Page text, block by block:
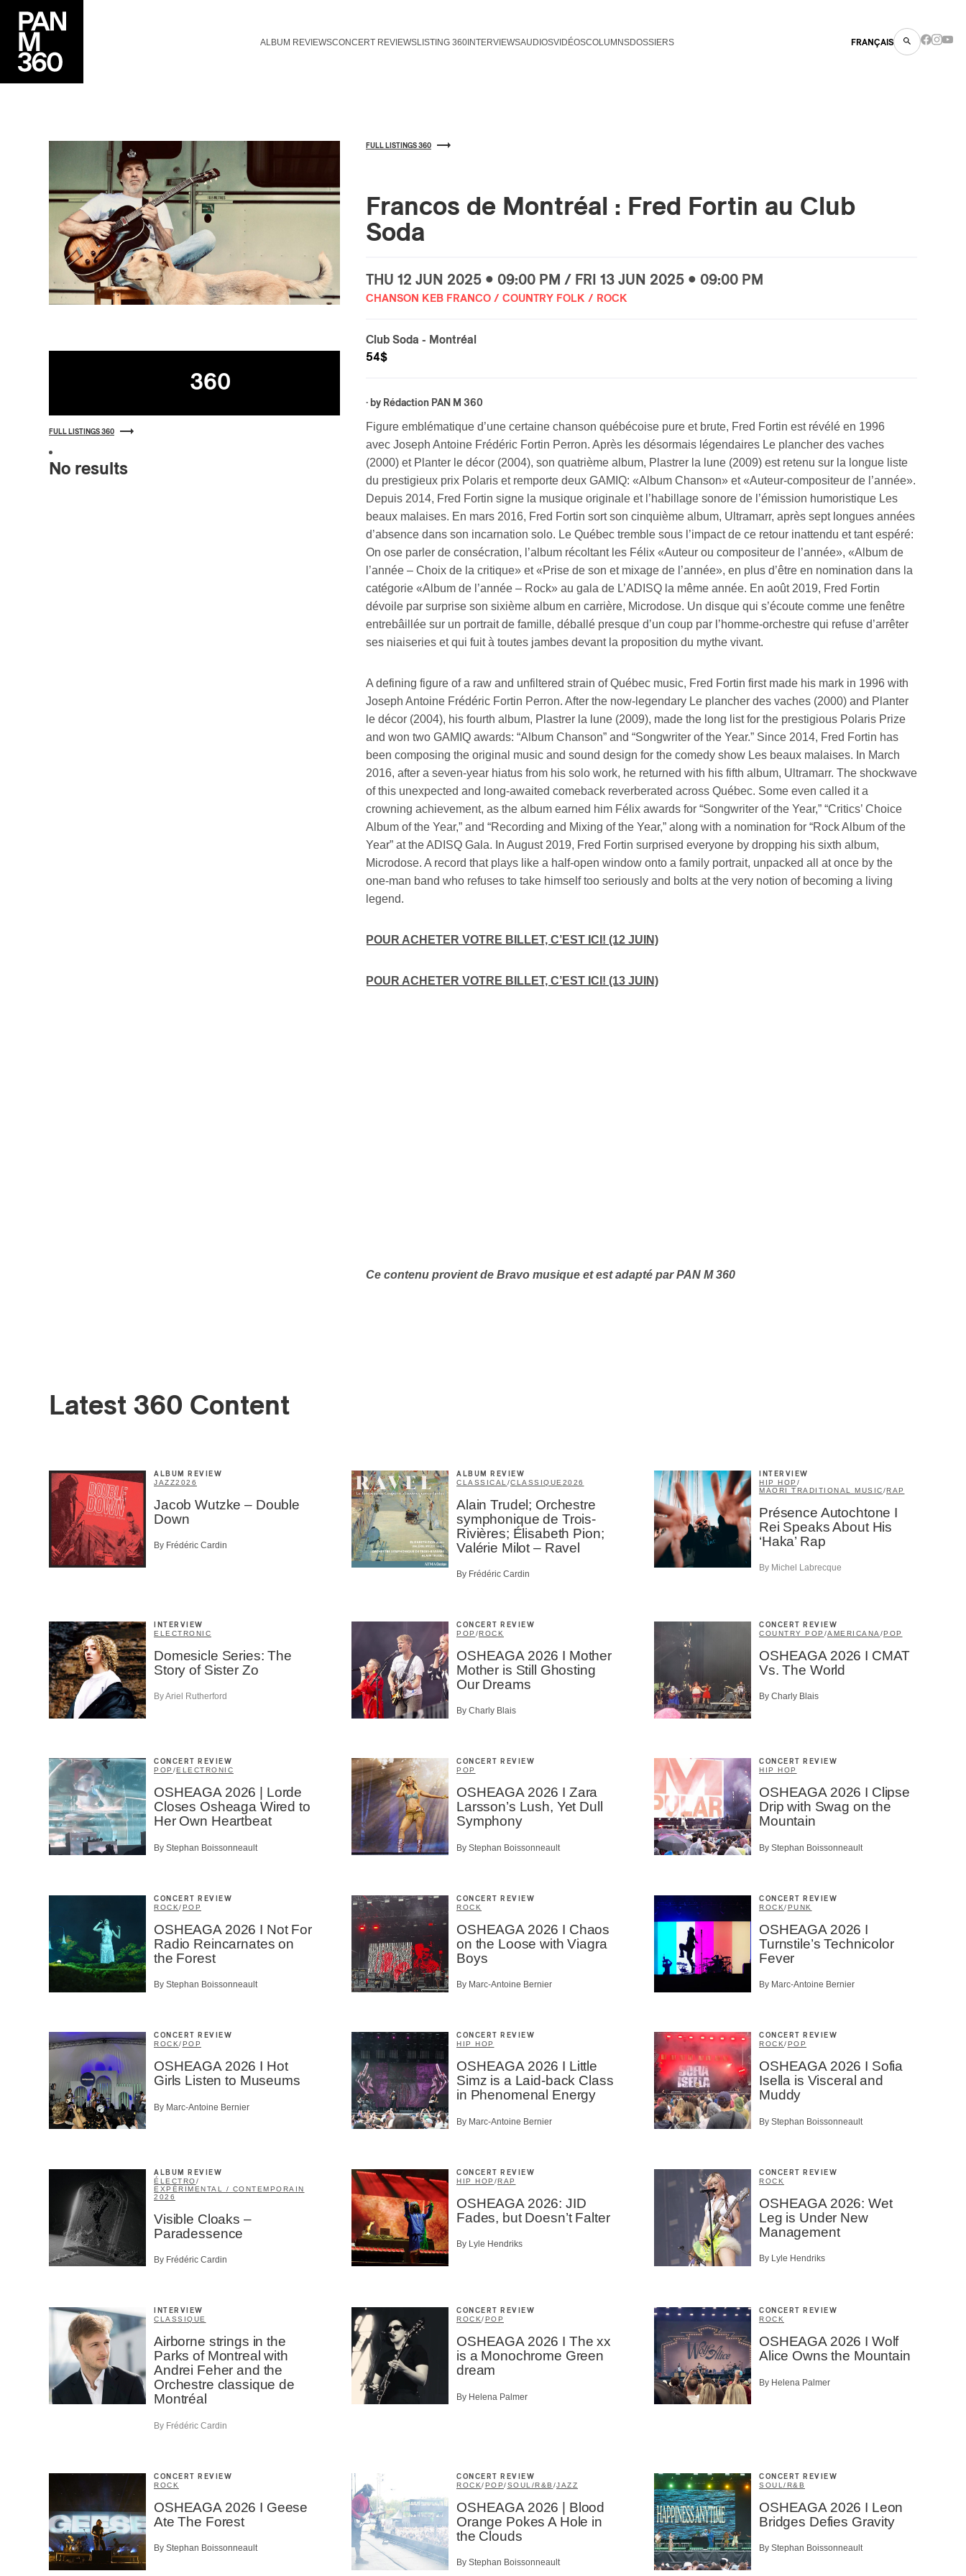
ALBUM REVIEWSCONCERT REVIEWSLISTING 360 INTERVIEWSAUDIOSVIDÉOSCOLUMNSDOSSIERS FRANÇAIS
360
FULL LISTINGS 360
No results
FULL LISTINGS 360
Francos de Montréal : Fred Fortin au Club
Soda
THU 12 JUN 2025 • 09:00 PM / FRI 13 JUN 2025 • 09:00 PM
CHANSON KEB FRANCO / COUNTRY FOLK / ROCK
Club Soda - Montréal
54$
· by Rédaction PAN M 360
Figure emblématique d’une certaine chanson québécoise pure et brute, Fred Fortin est révélé en 1996
avec Joseph Antoine Frédéric Fortin Perron. Après les désormais légendaires Le plancher des vaches
(2000) et Planter le décor (2004), son quatrième album, Plastrer la lune (2009) est retenu sur la longue liste
du prestigieux prix Polaris et remporte deux GAMIQ: «Album Chanson» et «Auteur-compositeur de l’année».
Depuis 2014, Fred Fortin signe la musique originale et l’habillage sonore de l’émission humoristique Les
beaux malaises. En mars 2016, Fred Fortin sort son cinquième album, Ultramarr, après sept longues années
d’absence dans son incarnation solo. Le Québec tremble sous l’impact de ce retour inattendu et tant espéré:
On ose parler de consécration, l’album récoltant les Félix «Auteur ou compositeur de l’année», «Album de
l’année – Choix de la critique» et «Prise de son et mixage de l’année», en plus d’être en nomination dans la
catégorie «Album de l’année – Rock» au gala de L’ADISQ la même année. En août 2019, Fred Fortin
dévoile par surprise son sixième album en carrière, Microdose. Un disque qui s’écoute comme une fenêtre
entrebâillée sur un portrait de famille, déballé presque d’un coup par l’homme-orchestre qui refuse d’arrêter
ses niaiseries et qui fuit à toutes jambes devant la proposition du mythe vivant.
A defining figure of a raw and unfiltered strain of Québec music, Fred Fortin first made his mark in 1996 with
Joseph Antoine Frédéric Fortin Perron. After the now-legendary Le plancher des vaches (2000) and Planter
le décor (2004), his fourth album, Plastrer la lune (2009), made the long list for the prestigious Polaris Prize
and won two GAMIQ awards: “Album Chanson” and “Songwriter of the Year.” Since 2014, Fred Fortin has
been composing the original music and sound design for the comedy show Les beaux malaises. In March
2016, after a seven-year hiatus from his solo work, he returned with his fifth album, Ultramarr. The shockwave
of this unexpected and long-awaited comeback reverberated across Québec. Some even called it a
crowning achievement, as the album earned him Félix awards for “Songwriter of the Year,” “Critics’ Choice
Album of the Year,” and “Recording and Mixing of the Year,” along with a nomination for “Rock Album of the
Year” at the ADISQ Gala. In August 2019, Fred Fortin surprised everyone by dropping his sixth album,
Microdose. A record that plays like a half-open window onto a family portrait, unpacked all at once by the
one-man band who refuses to take himself too seriously and bolts at the very notion of becoming a living
legend.
POUR ACHETER VOTRE BILLET, C’EST ICI! (12 JUIN)
POUR ACHETER VOTRE BILLET, C’EST ICI! (13 JUIN)
Ce contenu provient de Bravo musique et est adapté par PAN M 360
Latest 360 Content
ALBUM REVIEW
JAZZ2026
Jacob Wutzke – Double
Down
By Frédéric Cardin
ALBUM REVIEW
CLASSICAL /CLASSIQUE 2026
Alain Trudel; Orchestre
symphonique de Trois-
Rivières; Élisabeth Pion;
Valérie Milot – Ravel
By Frédéric Cardin
INTERVIEW
HIP HOP /
MAORI TRADITIONAL MUSIC/RAP
Présence Autochtone I
Rei Speaks About His
‘Haka’ Rap
By Michel Labrecque
INTERVIEW
ELECTRONIC
Domesicle Series: The
Story of Sister Zo
By Ariel Rutherford
CONCERT REVIEW
POP /ROCK
OSHEAGA 2026 I Mother
Mother is Still Ghosting
Our Dreams
By Charly Blais
CONCERT REVIEW
COUNTRY POP /AMERICANA /POP
OSHEAGA 2026 I CMAT
Vs. The World
By Charly Blais
CONCERT REVIEW
POP /ELECTRONIC
OSHEAGA 2026 | Lorde
Closes Osheaga Wired to
Her Own Heartbeat
By Stephan Boissonneault
CONCERT REVIEW
POP
OSHEAGA 2026 I Zara
Larsson’s Lush, Yet Dull
Symphony
By Stephan Boissonneault
CONCERT REVIEW
HIP HOP
OSHEAGA 2026 I Clipse
Drip with Swag on the
Mountain
By Stephan Boissonneault
CONCERT REVIEW
ROCK/POP
OSHEAGA 2026 I Not For
Radio Reincarnates on
the Forest
By Stephan Boissonneault
CONCERT REVIEW
ROCK
OSHEAGA 2026 I Chaos
on the Loose with Viagra
Boys
By Marc-Antoine Bernier
CONCERT REVIEW
ROCK/PUNK
OSHEAGA 2026 I
Turnstile’s Technicolor
Fever
By Marc-Antoine Bernier
CONCERT REVIEW
ROCK/POP
OSHEAGA 2026 I Hot
Girls Listen to Museums
By Marc-Antoine Bernier
CONCERT REVIEW
HIP HOP
OSHEAGA 2026 I Little
Simz is a Laid-back Class
in Phenomenal Energy
By Marc-Antoine Bernier
CONCERT REVIEW
ROCK/POP
OSHEAGA 2026 I Sofia
Isella is Visceral and
Muddy
By Stephan Boissonneault
ALBUM REVIEW
ÉLECTRO/
EXPÉRIMENTAL / CONTEMPORAIN
2026
Visible Cloaks –
Paradessence
By Frédéric Cardin
CONCERT REVIEW
HIP HOP /RAP
OSHEAGA 2026: JID
Fades, but Doesn’t Falter
By Lyle Hendriks
CONCERT REVIEW
ROCK
OSHEAGA 2026: Wet
Leg is Under New
Management
By Lyle Hendriks
INTERVIEW
CLASSIQUE
Airborne strings in the
Parks of Montreal with
Andrei Feher and the
Orchestre classique de
Montréal
By Frédéric Cardin
CONCERT REVIEW
ROCK/POP
OSHEAGA 2026 I The xx
is a Monochrome Green
dream
By Helena Palmer
CONCERT REVIEW
ROCK
OSHEAGA 2026 I Wolf
Alice Owns the Mountain
By Helena Palmer
CONCERT REVIEW
ROCK
OSHEAGA 2026 I Geese
Ate The Forest
By Stephan Boissonneault
CONCERT REVIEW
ROCK/POP/SOUL/R&B /JAZZ
OSHEAGA 2026 | Blood
Orange Pokes A Hole in
the Clouds
By Stephan Boissonneault
CONCERT REVIEW
SOUL/R&B
OSHEAGA 2026 I Leon
Bridges Defies Gravity
By Stephan Boissonneault
CAPTCHA